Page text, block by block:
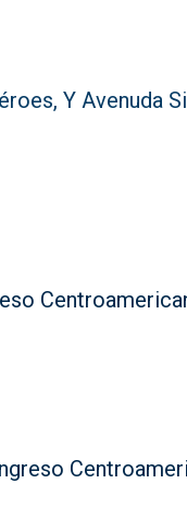
Y Avenuda